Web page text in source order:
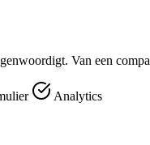
Van een
Analytics